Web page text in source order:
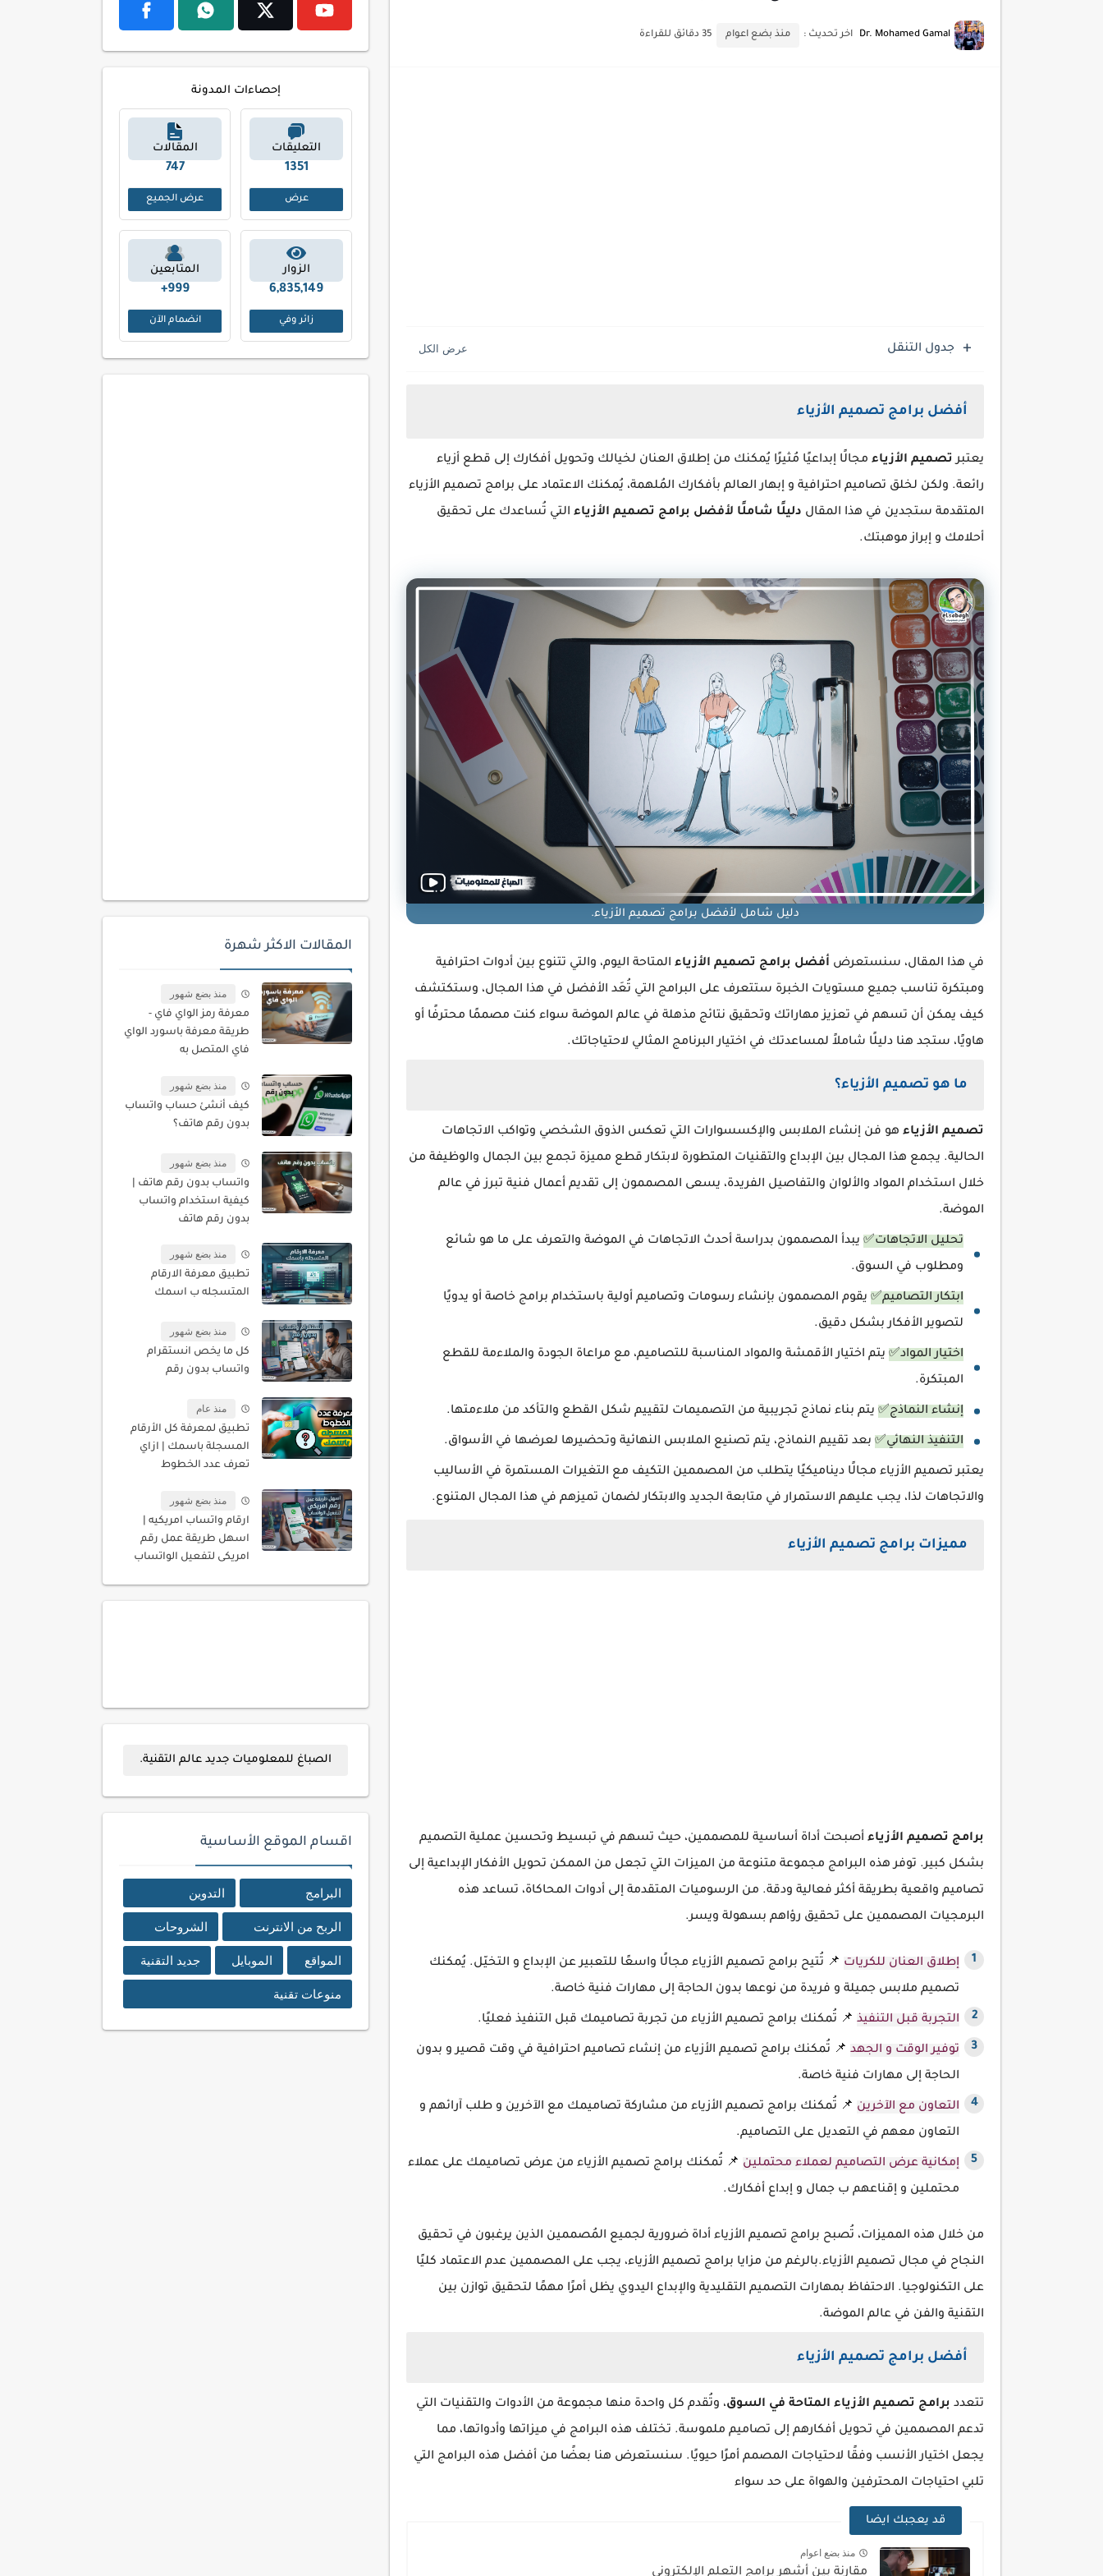
كيف تستفيد من تقنيات التعلم الآلي لتحليل بيانات الزوار
Dr. Mohamed Gamal اخر تحديث : منذ بضع اعوام 35 دقائق للقراءة
جدول التنقل
أفضل برامج تصميم الأزياء
يعتبر تصميم الأزياء مجالًا إبداعيًا مُثيرًا يُمكنك من إطلاق العنان لخيالك وتحويل أفكارك إلى قطع أزياء
رائعة. ولكن لخلق تصاميم احترافية و إبهار العالم بأفكارك المُلهمة، يُمكنك الاعتماد على برامج تصميم الأزياء
المتقدمة ستجدين في هذا المقال دليلًا شاملًا لأفضل برامج تصميم الأزياء التي تُساعدك على تحقيق
أحلامك و إبراز موهبتك.
دليل شامل لأفضل برامج تصميم الأزياء.
في هذا المقال، سنستعرض أفضل برامج تصميم الأزياء المتاحة اليوم، والتي تتنوع بين أدوات احترافية
ومبتكرة تناسب جميع مستويات الخبرة ستتعرف على البرامج التي تُعَد الأفضل في هذا المجال، وستكتشف
كيف يمكن أن تسهم في تعزيز مهاراتك وتحقيق نتائج مذهلة في عالم الموضة سواء كنت مصممًا محترفًا أو
هاويًا، ستجد هنا دليلًا شاملاً لمساعدتك في اختيار البرنامج المثالي لاحتياجاتك.
ما هو تصميم الأزياء؟
تصميم الأزياء هو فن إنشاء الملابس والإكسسوارات التي تعكس الذوق الشخصي وتواكب الاتجاهات
الحالية. يجمع هذا المجال بين الإبداع والتقنيات المتطورة لابتكار قطع مميزة تجمع بين الجمال والوظيفة من
خلال استخدام المواد والألوان والتفاصيل الفريدة، يسعى المصممون إلى تقديم أعمال فنية تبرز في عالم
الموضة.
تحليل الاتجاهات✅ يبدأ المصممون بدراسة أحدث الاتجاهات في الموضة والتعرف على ما هو شائع
ومطلوب في السوق.
ابتكار التصاميم✅ يقوم المصممون بإنشاء رسومات وتصاميم أولية باستخدام برامج خاصة أو يدويًا
لتصوير الأفكار بشكل دقيق.
اختيار المواد✅ يتم اختيار الأقمشة والمواد المناسبة للتصاميم، مع مراعاة الجودة والملاءمة للقطع
المبتكرة.
إنشاء النماذج✅ يتم بناء نماذج تجريبية من التصميمات لتقييم شكل القطع والتأكد من ملاءمتها.
التنفيذ النهائي✅ بعد تقييم النماذج، يتم تصنيع الملابس النهائية وتحضيرها لعرضها في الأسواق.
يعتبر تصميم الأزياء مجالًا ديناميكيًا يتطلب من المصممين التكيف مع التغيرات المستمرة في الأساليب
والاتجاهات لذا، يجب عليهم الاستمرار في متابعة الجديد والابتكار لضمان تميزهم في هذا المجال المتنوع.
مميزات برامج تصميم الأزياء
برامج تصميم الأزياء أصبحت أداة أساسية للمصممين، حيث تسهم في تبسيط وتحسين عملية التصميم
بشكل كبير. توفر هذه البرامج مجموعة متنوعة من الميزات التي تجعل من الممكن تحويل الأفكار الإبداعية إلى
تصاميم واقعية بطريقة أكثر فعالية ودقة. من الرسوميات المتقدمة إلى أدوات المحاكاة، تساعد هذه
البرمجيات المصممين على تحقيق رؤاهم بسهولة ويسر.
إطلاق العنان للكريات 📌 تُتيح برامج تصميم الأزياء مجالًا واسعًا للتعبير عن الإبداع و التخيّل. يُمكنك
تصميم ملابس جميلة و فريدة من نوعها بدون الحاجة إلى مهارات فنية خاصة.
التجربة قبل التنفيذ 📌 تُمكنك برامج تصميم الأزياء من تجربة تصاميمك قبل التنفيذ فعليًا.
توفير الوقت و الجهد 📌 تُمكنك برامج تصميم الأزياء من إنشاء تصاميم احترافية في وقت قصير و بدون
الحاجة إلى مهارات فنية خاصة.
التعاون مع الآخرين 📌 تُمكنك برامج تصميم الأزياء من مشاركة تصاميمك مع الآخرين و طلب آرائهم و
التعاون معهم في التعديل على التصاميم.
إمكانية عرض التصاميم لعملاء محتملين 📌 تُمكنك برامج تصميم الأزياء من عرض تصاميمك على عملاء
محتملين و إقناعهم ب جمال و إبداع أفكارك.
من خلال هذه المميزات، تُصبح برامج تصميم الأزياء أداة ضرورية لجميع المُصممين الذين يرغبون في تحقيق
النجاح في مجال تصميم الأزياء.بالرغم من مزايا برامج تصميم الأزياء، يجب على المصممين عدم الاعتماد كليًا
على التكنولوجيا. الاحتفاظ بمهارات التصميم التقليدية والإبداع اليدوي يظل أمرًا مهمًا لتحقيق توازن بين
التقنية والفن في عالم الموضة.
أفضل برامج تصميم الأزياء
تتعدد برامج تصميم الأزياء المتاحة في السوق، وتُقدم كل واحدة منها مجموعة من الأدوات والتقنيات التي
تدعم المصممين في تحويل أفكارهم إلى تصاميم ملموسة. تختلف هذه البرامج في ميزاتها وأدواتها، مما
يجعل اختيار الأنسب وفقًا لاحتياجات المصمم أمرًا حيويًا. سنستعرض هنا بعضًا من أفضل هذه البرامج التي
تلبي احتياجات المحترفين والهواة على حد سواء
قد يعجبك ايضا
منذ بضع اعوام
مقارنة بين أشهر برامج التعلم الإلكتروني
إحصاءات المدونة
التعليقات
1494
عرض
المقالات
830
عرض الجميع
الزوار
6,835,149
زائر وفي
المتابعين
999+
انضمام الآن
المقالات الاكثر شهرة
منذ بضع شهور
معرفة رمز الواي فاي -
طريقة معرفة باسورد الواي
فاي المتصل به
منذ بضع شهور
كيف أنشئ حساب واتساب
بدون رقم هاتف؟
منذ بضع شهور
واتساب بدون رقم هاتف |
كيفية استخدام واتساب
بدون رقم هاتف
منذ بضع شهور
تطبيق معرفة الارقام
المتسجله ب اسمك
منذ بضع شهور
كل ما يخص انستقرام
واتساب بدون رقم
منذ عام
تطبيق لمعرفة كل الأرقام
المسجلة باسمك | ازاي
تعرف عدد الخطوط
منذ بضع شهور
ارقام واتساب امريكيه |
اسهل طريقة عمل رقم
امريكى لتفعيل الواتساب
الصباغ للمعلوميات جديد عالم التقنية.
اقسام الموقع الأساسية
البرامج التدوين
الربح من الانترنت الشروحات
المواقع الموبايل جديد التقنية
منوعات تقنية